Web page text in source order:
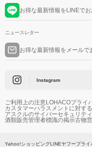
お得な最新情報をLINEで
ニュースレター
お得な最新情報をメールで
Instagram
ご利用上の注意LOHACOプライ
カスタマーハラスメントに対す
アスクルのサイバーセキュリティ
酒類販売管理者標識の掲示古物
Yahoo!ショッピングLINEヤフープライ